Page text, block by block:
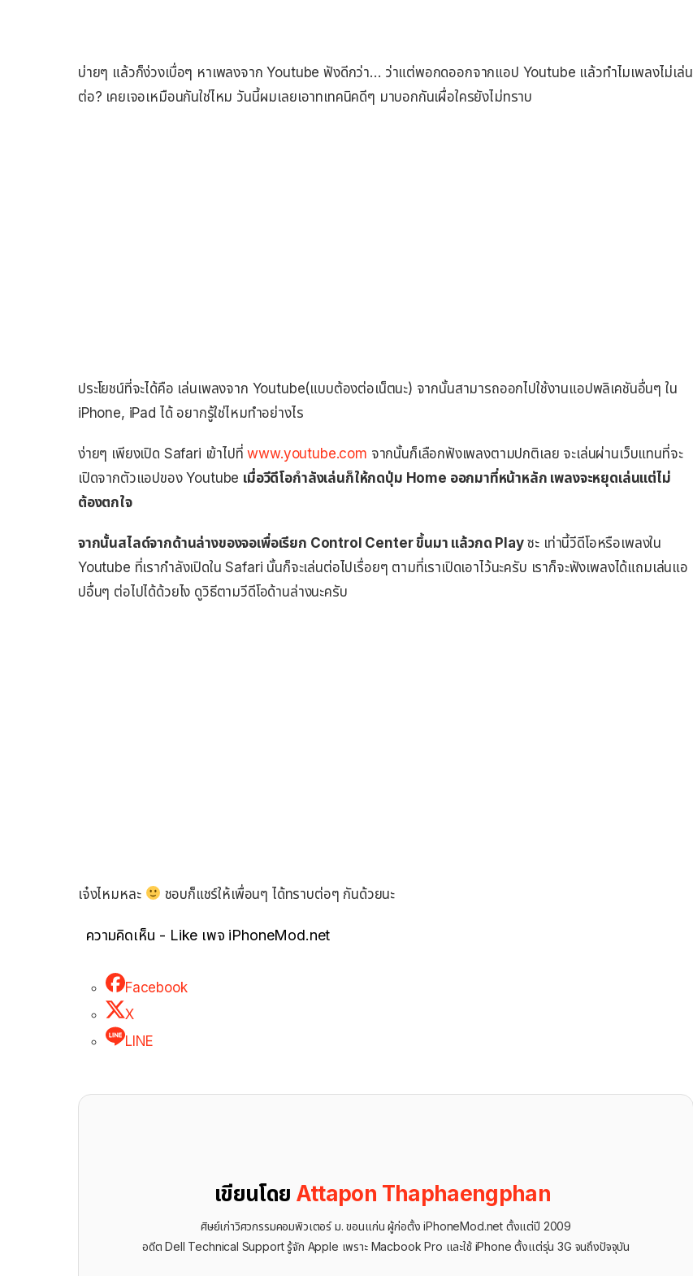
บ่ายๆ แล้วก็ง่วงเบื่อๆ หาเพลงจาก Youtube ฟังดีกว่า… ว่าแต่พอกดออกจากแอป Youtube แล้วทำไมเพลงไม่เล่น
ต่อ? เคยเจอเหมือนกันใช่ไหม วันนี้ผมเลยเอาทเทคนิคดีๆ มาบอกกันเผื่อใครยังไม่ทราบ
ประโยชน์ที่จะได้คือ เล่นเพลงจาก Youtube(แบบต้องต่อเน็ตนะ) จากนั้นสามารถออกไปใช้งานแอปพลิเคชันอื่นๆ ใน
iPhone, iPad ได้ อยากรู้ใช่ไหมทำอย่างไร
ง่ายๆ เพียงเปิด Safari เข้าไปที่www.youtube.com จากนั้นก็เลือกฟังเพลงตามปกติเลย จะเล่นผ่านเว็บแทนที่จะ
เปิดจากตัวแอปของ Youtube เมื่อวีดีโอกำลังเล่นก็ให้กดปุ่ม Home ออกมาที่หน้าหลัก เพลงจะหยุดเล่นแต่ไม่
ต้องตกใจ
จากนั้นสไลด์จากด้านล่างของจอเพื่อเรียก Control Center ขึ้นมา แล้วกด Playซะ เท่านี้วีดีโอหรือเพลงใน
Youtube ที่เรากำลังเปิดใน Safari นั้นก็จะเล่นต่อไปเรื่อยๆ ตามที่เราเปิดเอาไว้นะครับ เราก็จะฟังเพลงได้แถมเล่นแอ
ปอื่นๆ ต่อไปได้ด้วยไง ดูวิธีตามวีดีโอด้านล่างนะครับ
เจ๋งไหมหละ ชอบก็แชร์ให้เพื่อนๆ ได้ทราบต่อๆ กันด้วยนะ
ความคิดเห็น - Like เพจ iPhoneMod.net
Facebook
X
LINE
เขียนโดย Attapon Thaphaengphan
ศิษย์เก่าวิศวกรรมคอมพิวเตอร์ ม. ขอนแก่น ผู้ก่อตั้ง iPhoneMod.net ตั้งแต่ปี 2009
อดีต Dell Technical Support รู้จัก ​Apple เพราะ Macbook Pro และใช้ iPhone ตั้งแต่รุ่น 3G จนถึงปัจจุบัน